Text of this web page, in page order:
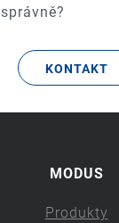
správně?
KONTAKT
MODUS
Produkty